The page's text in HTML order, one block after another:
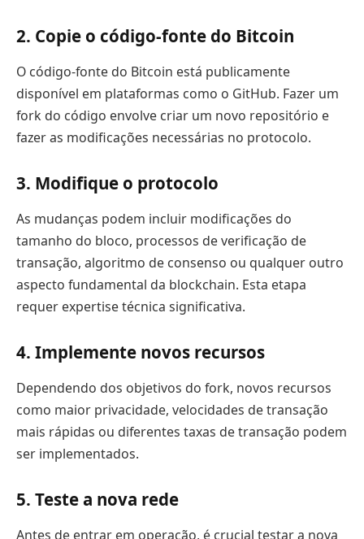
2. Copie o código-fonte do Bitcoin
O código-fonte do Bitcoin está publicamente
disponível em plataformas como o GitHub. Fazer um
fork do código envolve criar um novo repositório e
fazer as modificações necessárias no protocolo.
3. Modifique o protocolo
As mudanças podem incluir modificações do
tamanho do bloco, processos de verificação de
transação, algoritmo de consenso ou qualquer outro
aspecto fundamental da blockchain. Esta etapa
requer expertise técnica significativa.
4. Implemente novos recursos
Dependendo dos objetivos do fork, novos recursos
como maior privacidade, velocidades de transação
mais rápidas ou diferentes taxas de transação podem
ser implementados.
5. Teste a nova rede
Antes de entrar em operação, é crucial testar a nova